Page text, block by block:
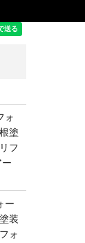
ォ
塗
フ
ー
装
ォ